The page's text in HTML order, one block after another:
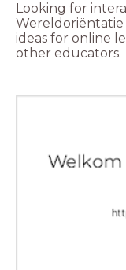
Looking for
Wereldoriëntatie
ideas for online
other educators.